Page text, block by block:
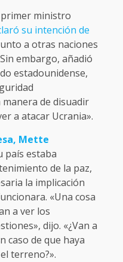
primer ministro
su intención de
a otras naciones
embargo, añadió
estadounidense,
de disuadir
a atacar Ucrania».
Mette
país estaba
de la paz,
la implicación
«Una cosa
a ver los
dijo. «¿Van a
caso de que haya
terreno?».